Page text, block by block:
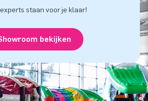
staan voor je klaar!
bekijken